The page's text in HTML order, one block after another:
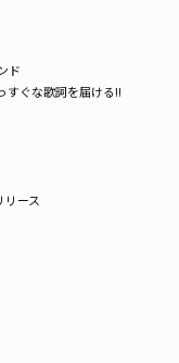
ド
すぐな歌詞を届ける!!
リース